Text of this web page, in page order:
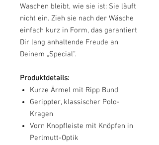
Waschen bleibt, wie sie ist: Sie läuft
nicht ein. Zieh sie nach der Wäsche
einfach kurz in Form, das garantiert
Dir lang anhaltende Freude an
Deinem „Special“.
Produktdetails:
Kurze Ärmel mit Ripp Bund
Gerippter, klassischer Polo-
Kragen
Vorn Knopfleiste mit Knöpfen in
Perlmutt-Optik